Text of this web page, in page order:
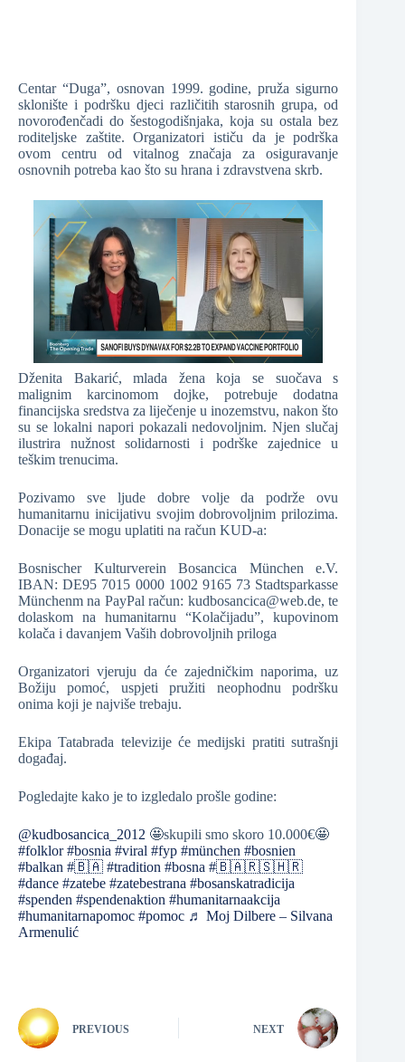
Centar “Duga”, osnovan 1999. godine, pruža sigurno
sklonište i podršku djeci različitih starosnih grupa, od
novorođenčadi do šestogodišnjaka, koja su ostala bez
roditeljske zaštite. Organizatori ističu da je podrška
ovom centru od vitalnog značaja za osiguravanje
osnovnih potreba kao što su hrana i zdravstvena skrb.
Dženita Bakarić, mlada žena koja se suočava s
malignim karcinomom dojke, potrebuje dodatna
financijska sredstva za liječenje u inozemstvu, nakon što
su se lokalni napori pokazali nedovoljnim. Njen slučaj
ilustrira nužnost solidarnosti i podrške zajednice u
teškim trenucima.
Pozivamo sve ljude dobre volje da podrže ovu
humanitarnu inicijativu svojim dobrovoljnim prilozima.
Donacije se mogu uplatiti na račun KUD-a:
Bosnischer Kulturverein Bosancica München e.V.
IBAN: DE95 7015 0000 1002 9165 73 Stadtsparkasse
Münchenm na PayPal račun: kudbosancica@web.de, te
dolaskom na humanitarnu “Kolačijadu”, kupovinom
kolača i davanjem Vaših dobrovoljnih priloga
Organizatori vjeruju da će zajedničkim naporima, uz
Božiju pomoć, uspjeti pružiti neophodnu podršku
onima koji je najviše trebaju.
Ekipa Tatabrada televizije će medijski pratiti sutrašnji
događaj.
Pogledajte kako je to izgledalo prošle godine:
@kudbosancica_2012 🤩skupili smo skoro 10.000€🤩
#folklor #bosnia #viral #fyp #münchen #bosnien
#balkan #🇧🇦 #tradition #bosna #🇧🇦🇷🇸🇭🇷
#dance #zatebe #zatebestrana #bosanskatradicija
#spenden #spendenaktion #humanitarnaakcija
#humanitarnapomoc #pomoc ♬ Moj Dilbere – Silvana
Armenulić
PREVIOUS NEXT